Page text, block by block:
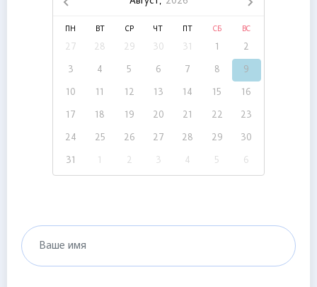
ПН ВТ СР ЧТ СБ ВС
27 28 29 30 31 1 2
3 4 5 6 7 8 9
10 11 12 13 14 15 16
17 18 19 20 21 22 23
24 25 26 27 28 29 30
31 1 2 3 4 5 6
Ваше имя